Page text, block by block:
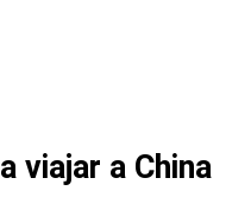
viajar a China